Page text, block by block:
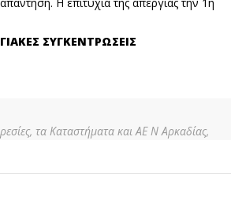
ΣΥΓΚΕΝΤΡΩΣΕΙΣ
τα Καταστήματα και ΑΕ Ν Αρκαδίας,